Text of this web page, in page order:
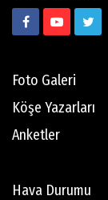
Foto Galeri
Köşe Yazarları
Anketler
Hava Durumu